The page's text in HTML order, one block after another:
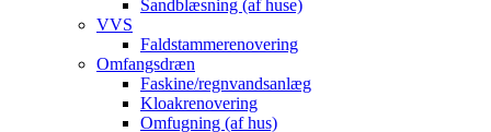
Sandblæsning (af huse)
VVS
Faldstammerenovering
Omfangsdræn
Faskine/regnvandsanlæg
Kloakrenovering
Omfugning (af hus)